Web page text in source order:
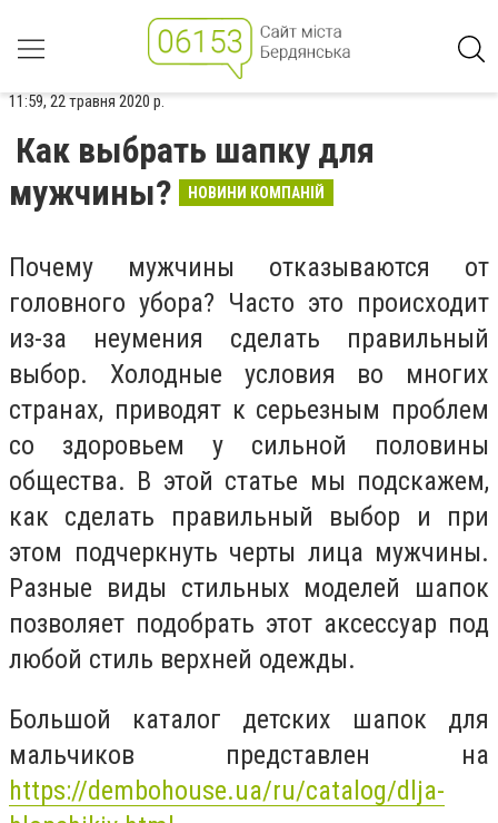
11:59, 22 травня 2020 р.
Как выбрать шапку для
мужчины?
НОВИНИ КОМПАНІЙ
Почему мужчины отказываются от
головного убора? Часто это происходит
из-за неумения сделать правильный
выбор. Холодные условия во многих
странах, приводят к серьезным проблем
со здоровьем у сильной половины
общества. В этой статье мы подскажем,
как сделать правильный выбор и при
этом подчеркнуть черты лица мужчины.
Разные виды стильных моделей шапок
позволяет подобрать этот аксессуар под
любой стиль верхней одежды.
Большой каталог детских шапок для
мальчиков представлен на
https://dembohouse.ua/ru/catalog/dlja-